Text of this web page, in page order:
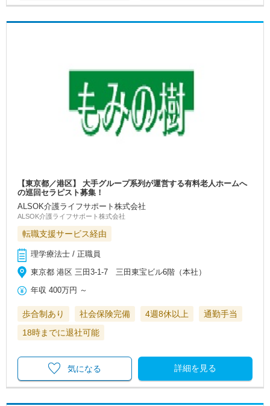
【東京都／港区】 大手グループ系列が運営する有料老人ホームへ
の巡回セラピスト募集！
ALSOK介護ライフサポート株式会社
ALSOK介護ライフサポート株式会社
転職支援サービス経由
理学療法士 / 正職員
東京都 港区 三田3-1-7 三田東宝ビル6階（本社）
年収 400万円 ～
歩合制あり 社会保険完備 4週8休以上
通勤手当
18時までに退社可能
詳細を見る
気になる